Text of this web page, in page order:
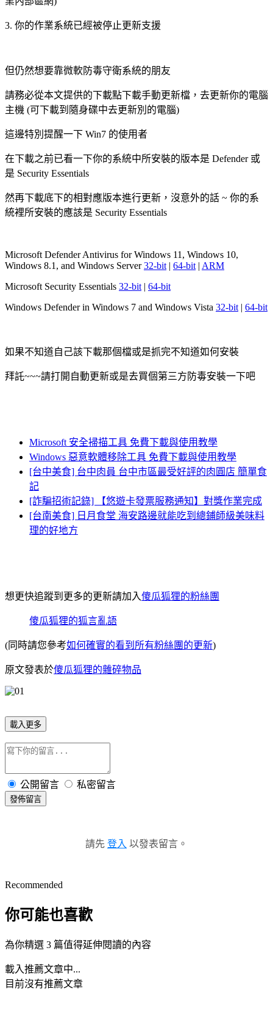
3. 你的作業系統已經被停止更新支援
但仍然想要靠微軟防毒守衛系統的朋友
請務必從本文提供的下載點下載手動更新檔，去更新你的電腦
主機 (可下載到隨身碟中去更新別的電腦)
這邊特別提醒一下 Win7 的使用者
在下載之前已看一下你的系統中所安裝的版本是 Defender 或
是 Security Essentials
然再下載底下的相對應版本進行更新，沒意外的話 ~ 你的系
統裡所安裝的應該是 Security Essentials
Microsoft Defender Antivirus for Windows 11, Windows 10,
Windows 8.1, and Windows Server32-bit | 64-bit | ARM
Microsoft Security Essentials 32-bit | 64-bit
Windows Defender in Windows 7 and Windows Vista 32-bit | 64-bit
如果不知道自己該下載那個檔或是抓完不知道如何安裝
拜託~~~請打開自動更新或是去買個第三方防毒安裝一下吧
Microsoft 安全掃描工具 免費下載與使用教學
Windows 惡意軟體移除工具 免費下載與使用教學
[台中美食] 台中肉員 台中市區最受好評的肉圓店 簡單食
記
[詐騙招術記錄] 【悠遊卡發票服務通知】對獎作業完成
[台南美食] 日月食堂 海安路邊就能吃到總鋪師級美味料
理的好地方
想更快追蹤到更多的更新請加入傻瓜狐狸的粉絲團
傻瓜狐狸的狐言亂語
(同時請您參考如何確實的看到所有粉絲團的更新)
原文發表於傻瓜狐狸的雜碎物品
載入更多
公開留言 私密留言
發佈留言
請先 登入 以發表留言。
Recommended
你可能也喜歡
為你精選 3 篇值得延伸閱讀的內容
載入推薦文章中...
目前沒有推薦文章